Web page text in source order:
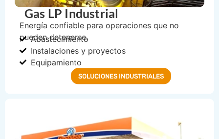
Gas LP Industrial
Energía confiable para operaciones que no
pueden detenerse.
Abastecimiento
Instalaciones y proyectos
Equipamiento
SOLUCIONES INDUSTRIALES